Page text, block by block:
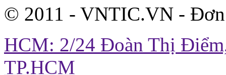
© 2011 - VNTIC.VN -
HCM: 2/24 Đoàn Thị
TP.HCM